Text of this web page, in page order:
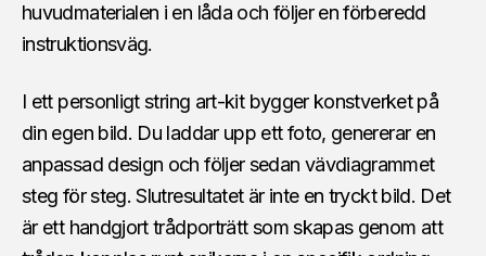
huvudmaterialen i en låda och följer en förberedd
instruktionsväg.
I ett personligt string art-kit bygger konstverket på
din egen bild. Du laddar upp ett foto, genererar en
anpassad design och följer sedan vävdiagrammet
steg för steg. Slutresultatet är inte en tryckt bild. Det
är ett handgjort trådporträtt som skapas genom att